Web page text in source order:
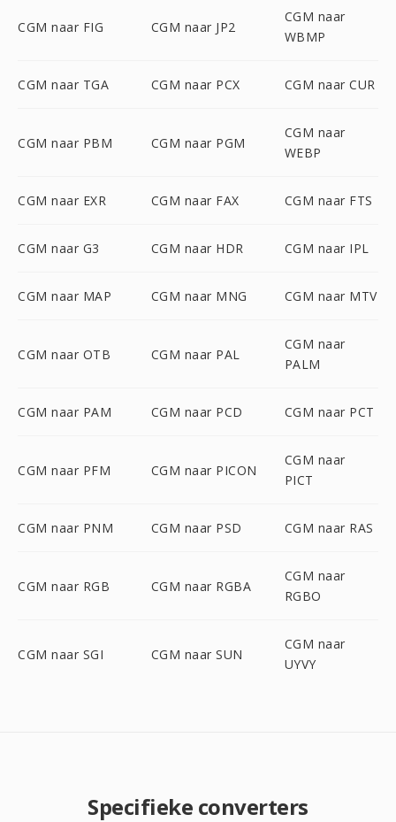
CGM naar FIG CGM naar JP2
CGM naar
WBMP
CGM naar TGA CGM naar PCX CGM naar CUR
CGM naar PBM CGM naar PGM
CGM naar
WEBP
CGM naar EXR CGM naar FAX CGM naar FTS
CGM naar G3 CGM naar HDR CGM naar IPL
CGM naar MAP CGM naar MNG CGM naar MTV
CGM naar OTB CGM naar PAL
CGM naar
PALM
CGM naar PAM CGM naar PCD CGM naar PCT
CGM naar PFM CGM naar PICON
CGM naar
PICT
CGM naar PNM CGM naar PSD CGM naar RAS
CGM naar RGB CGM naar RGBA
CGM naar
RGBO
CGM naar SGI CGM naar SUN
CGM naar
UYVY
Specifieke converters